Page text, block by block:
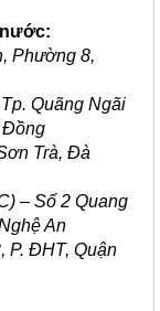
Phường 8,
Quãng Ngãi
Đồng
Trà, Đà
– Số 2 Quang
An
P. ĐHT, Quận